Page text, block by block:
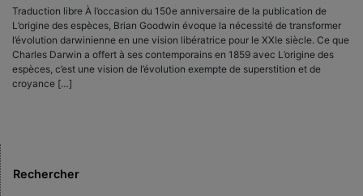
Traduction libre À l’occasion du 150e anniversaire de la publication de
L’origine des espèces, Brian Goodwin évoque la nécessité de transformer
l’évolution darwinienne en une vision libératrice pour le XXIe siècle. Ce que
Charles Darwin a offert à ses contemporains en 1859 avec L’origine des
espèces, c’est une vision de l’évolution exempte de superstition et de
croyance […]
Rechercher